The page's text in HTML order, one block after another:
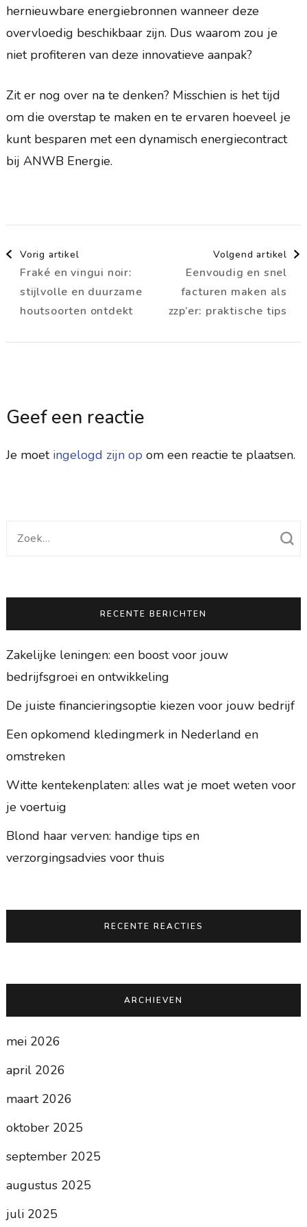
hernieuwbare energiebronnen wanneer deze
overvloedig beschikbaar zijn. Dus waarom zou je
niet profiteren van deze innovatieve aanpak?
Zit er nog over na te denken? Misschien is het tijd
om die overstap te maken en te ervaren hoeveel je
kunt besparen met een dynamisch energiecontract
bij ANWB Energie.
Berichtnavigatie
Vorig artikel
Fraké en vingui noir:
stijlvolle en duurzame
houtsoorten ontdekt
Volgend artikel
Eenvoudig en snel
facturen maken als
zzp’er: praktische tips
Geef een reactie
Je moet ingelogd zijn op om een reactie te plaatsen.
Zoek
RECENTE BERICHTEN
Zakelijke leningen: een boost voor jouw
bedrijfsgroei en ontwikkeling
De juiste financieringsoptie kiezen voor jouw bedrijf
Een opkomend kledingmerk in Nederland en
omstreken
Witte kentekenplaten: alles wat je moet weten voor
je voertuig
Blond haar verven: handige tips en
verzorgingsadvies voor thuis
RECENTE REACTIES
ARCHIEVEN
mei 2026
april 2026
maart 2026
oktober 2025
september 2025
augustus 2025
juli 2025